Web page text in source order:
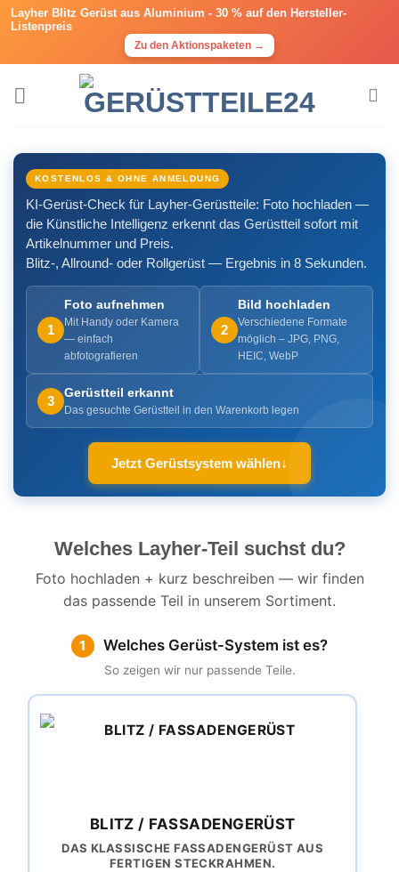
Layher Blitz Gerüst aus Aluminium - 30 % auf den Hersteller-
Listenpreis
Zu den Aktionspaketen →
KOSTENLOS & OHNE ANMELDUNG
KI-Gerüst-Check für Layher-Gerüstteile: Foto hochladen —
die Künstliche Intelligenz erkennt das Gerüstteil sofort mit
Artikelnummer und Preis.
Blitz-, Allround- oder Rollgerüst — Ergebnis in 8 Sekunden.
1
Foto aufnehmen
Mit Handy oder Kamera
— einfach
abfotografieren
2
Bild hochladen
Verschiedene Formate
möglich – JPG, PNG,
HEIC, WebP
3
Gerüstteil erkannt
Das gesuchte Gerüstteil in den Warenkorb legen
Jetzt Gerüstsystem wählen↓
Welches Layher-Teil suchst du?
Foto hochladen + kurz beschreiben — wir finden
das passende Teil in unserem Sortiment.
1 Welches Gerüst-System ist es?
So zeigen wir nur passende Teile.
BLITZ / FASSADENGERÜST
DAS KLASSISCHE FASSADENGERÜST AUS
FERTIGEN STECKRAHMEN.